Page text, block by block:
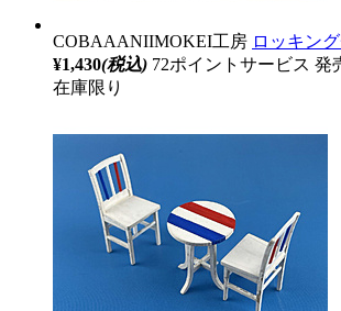
COBAAANIIMOKEI工房 ロッキン
¥1,430(税込) 72ポイントサービス 発
在庫限り